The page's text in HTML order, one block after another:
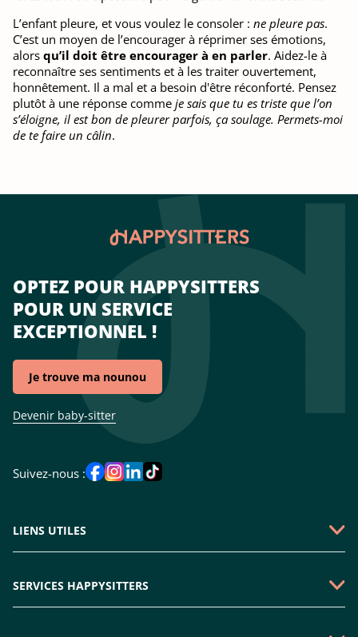
L’enfant pleure, et vous voulez le consoler : ne pleure pas.
C’est un moyen de l’encourager à réprimer ses émotions,
alors qu’il doit être encourager à en parler. Aidez-le à
reconnaître ses sentiments et à les traiter ouvertement,
honnêtement. Il a mal et a besoin d'être réconforté. Pensez
plutôt à une réponse comme je sais que tu es triste que l’on
s’éloigne, il est bon de pleurer parfois, ça soulage. Permets-moi
de te faire un câlin.
OPTEZ POUR HAPPYSITTERS
POUR UN SERVICE
EXCEPTIONNEL !
Je trouve ma nounou
Devenir baby-sitter
Suivez-nous :
LIENS UTILES
Faire une demande
SERVICES HAPPYSITTERS